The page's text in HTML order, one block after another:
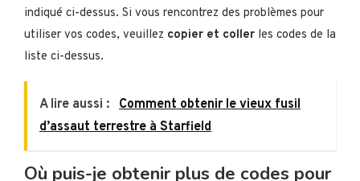
indiqué ci-dessus. Si vous rencontrez des problèmes pour
utiliser vos codes, veuillez copier et coller les codes de la
liste ci-dessus.
A lire aussi :
Comment obtenir le vieux fusil
d’assaut terrestre à Starfield
Où puis-je obtenir plus de codes pour